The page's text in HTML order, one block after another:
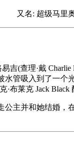
又名: 超级马里
易吉(查理·戴
管吸入到了一个
布莱克 Jack Black
主并和她结婚，